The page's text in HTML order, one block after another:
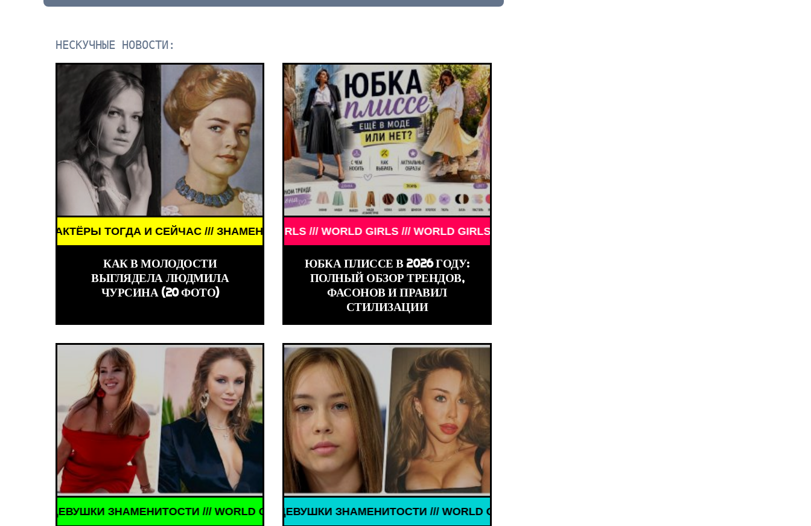
НЕСКУЧНЫЕ НОВОСТИ:
И СЕЙЧАС /// ЗНАМЕНИТОСТИ /// АКТЁРЫ ТОГДА И СЕЙЧАС /// ЗНАМЕНИТОСТИ /// АКТЁРЫ ТОГДА И СЕЙЧАС ///
КАК В МОЛОДОСТИ
ВЫГЛЯДЕЛА ЛЮДМИЛА
ЧУРСИНА (20 ФОТО)
WORLD GIRLS /// WORLD GIRLS /// WORLD GIRLS /// WORLD GIRLS ///
ЮБКА ПЛИССЕ В 2026 ГОДУ:
ПОЛНЫЙ ОБЗОР ТРЕНДОВ,
ФАСОНОВ И ПРАВИЛ
СТИЛИЗАЦИИ
/// WORLD GIRLS /// ДЕВУШКИ ЗНАМЕНИТОСТИ /// WORLD GIRLS /// ДЕВУШКИ ЗНАМЕНИТОСТИ ///
/// WORLD GIRLS /// ДЕВУШКИ ЗНАМЕНИТОСТИ /// WORLD GIRLS /// ДЕВУШКИ ЗНАМЕНИТОСТИ /// WORLD GIRLS /// ДЕВУШКИ